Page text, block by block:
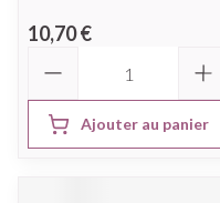
10,70 €
Ajouter au panier